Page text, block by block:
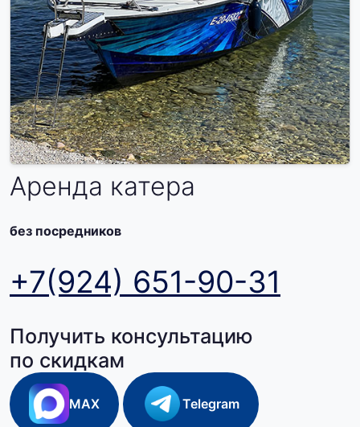
Аренда катера
без посредников
+7(924) 651-90-31
Получить консультацию
по скидкам
MAX Telegram